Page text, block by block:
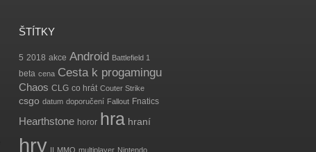
ŠTÍTKY
5 2018 akce Android Battlefield 1
beta cena Cesta k progamingu
Chaos CLG co hrát Couter Strike
csgo datum doporučení Fallout Fnatics
Hearthstone horor hra hraní
hry II MMO multiplayer Nintendo